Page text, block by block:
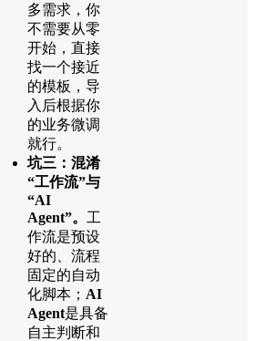
多需求，你
不需要从零
开始，直接
找一个接近
的模板，导
入后根据你
的业务微调
就行。
坑三：混淆
“工作流”与
“AI
Agent”。 工
作流是预设
好的、流程
固定的自动
化脚本； AI
Agent是具备
自主判断和